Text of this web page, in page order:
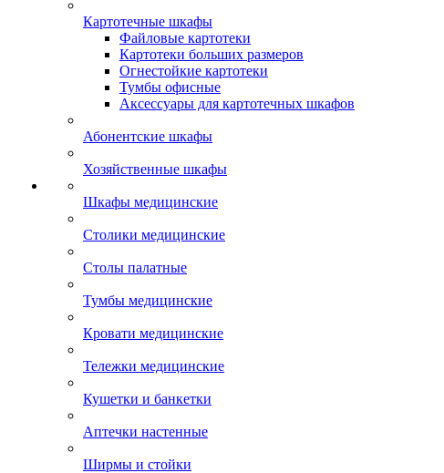
Картотечные шкафы
Файловые картотеки
Картотеки больших размеров
Огнестойкие картотеки
Тумбы офисные
Аксессуары для картотечных шкафов
Абонентские шкафы
Хозяйственные шкафы
Шкафы медицинские
Столики медицинские
Столы палатные
Тумбы медицинские
Кровати медицинские
Тележки медицинские
Кушетки и банкетки
Аптечки настенные
Ширмы и стойки